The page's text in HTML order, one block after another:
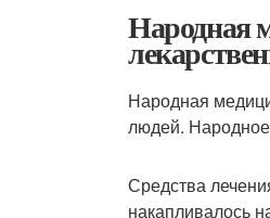
Народная
Народная
людей.
Средства
накапливалось